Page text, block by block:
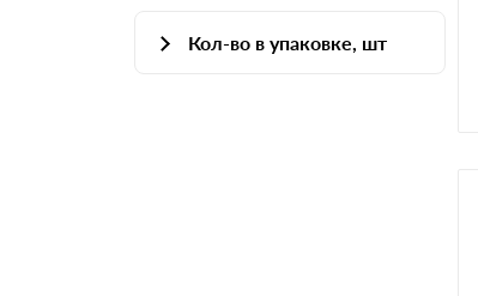
20.55
Кол-во в упаковке, шт